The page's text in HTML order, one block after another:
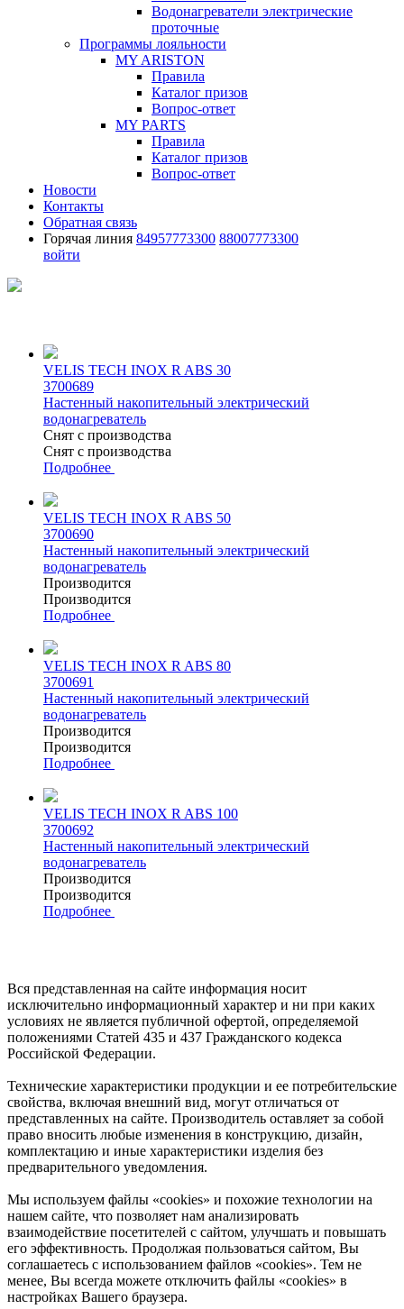
Водонагреватели электрические
проточные
Программы лояльности
MY ARISTON
Правила
Каталог призов
Вопрос-ответ
MY PARTS
Правила
Каталог призов
Вопрос-ответ
Новости
Контакты
Обратная связь
Горячая линия 84957773300 88007773300
войти
VELIS TECH INOX R ABS 30
3700689
Настенный накопительный электрический
водонагреватель
Снят с производства
Снят с производства
Подробнее
VELIS TECH INOX R ABS 50
3700690
Настенный накопительный электрический
водонагреватель
Производится
Производится
Подробнее
VELIS TECH INOX R ABS 80
3700691
Настенный накопительный электрический
водонагреватель
Производится
Производится
Подробнее
VELIS TECH INOX R ABS 100
3700692
Настенный накопительный электрический
водонагреватель
Производится
Производится
Подробнее
Вся представленная на сайте информация носит
исключительно информационный характер и ни при каких
условиях не является публичной офертой, определяемой
положениями Статей 435 и 437 Гражданского кодекса
Российской Федерации.
Технические характеристики продукции и ее потребительские
свойства, включая внешний вид, могут отличаться от
представленных на сайте. Производитель оставляет за собой
право вносить любые изменения в конструкцию, дизайн,
комплектацию и иные характеристики изделия без
предварительного уведомления.
Мы используем файлы «cookies» и похожие технологии на
нашем сайте, что позволяет нам анализировать
взаимодействие посетителей с сайтом, улучшать и повышать
его эффективность. Продолжая пользоваться сайтом, Вы
соглашаетесь с использованием файлов «cookies». Тем не
менее, Вы всегда можете отключить файлы «cookies» в
настройках Вашего браузера.